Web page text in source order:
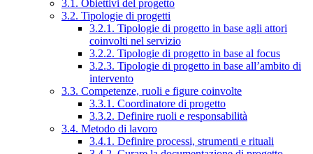
3.1. Obiettivi del progetto
3.2. Tipologie di progetti
3.2.1. Tipologie di progetto in base agli attori
coinvolti nel servizio
3.2.2. Tipologie di progetto in base al focus
3.2.3. Tipologie di progetto in base all’ambito di
intervento
3.3. Competenze, ruoli e figure coinvolte
3.3.1. Coordinatore di progetto
3.3.2. Definire ruoli e responsabilità
3.4. Metodo di lavoro
3.4.1. Definire processi, strumenti e rituali